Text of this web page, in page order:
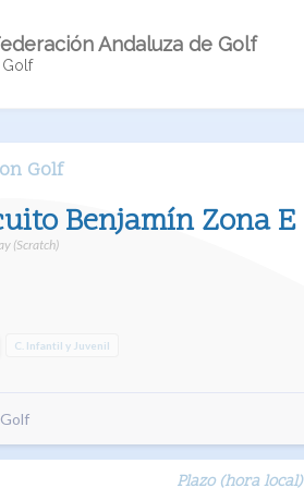
Andaluza de Golf
Golf
Benjamín Zona E
(Scratch)
C. Infantil y Juvenil
Plazo (hora local)